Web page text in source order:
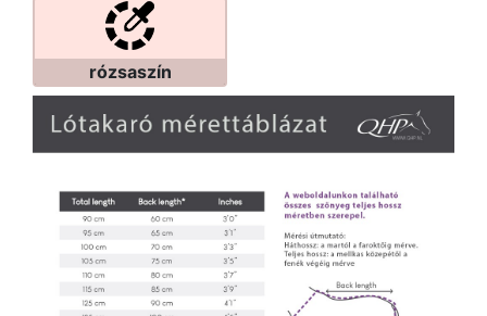
rózsaszín